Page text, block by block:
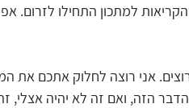
למתכון התחילו לזרום.
אני רוצה לחלוק אתכם את
הזה, ואם זה לא יהיה אצלי, זה